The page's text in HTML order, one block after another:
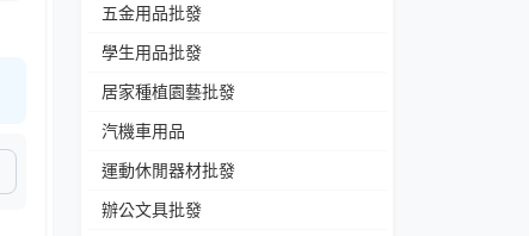
五金用品批發
學生用品批發
居家種植園藝批發
汽機車用品
運動休閒器材批發
辦公文具批發